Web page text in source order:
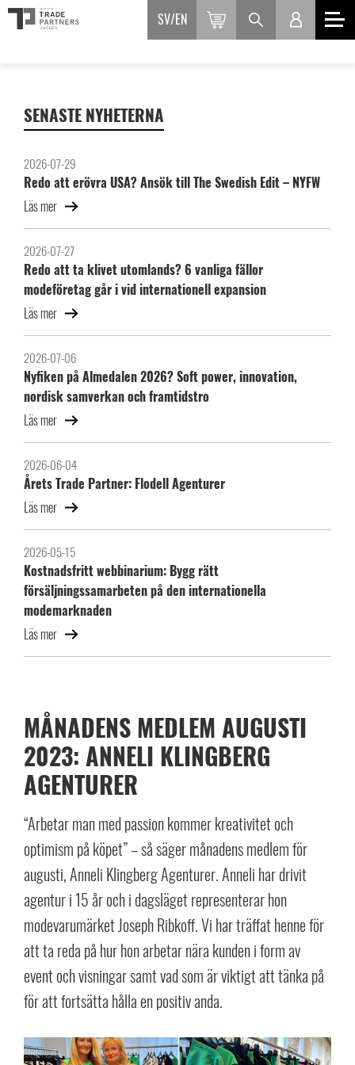
SV EN
SENASTE NYHETERNA
2026-07-29
Redo att erövra USA? Ansök till The Swedish Edit – NYFW
Läs mer
2026-07-27
Redo att ta klivet utomlands? 6 vanliga fällor
modeföretag går i vid internationell expansion
Läs mer
2026-07-06
Nyfiken på Almedalen 2026? Soft power, innovation,
nordisk samverkan och framtidstro
Läs mer
2026-06-04
Årets Trade Partner: Flodell Agenturer
Läs mer
2026-05-15
Kostnadsfritt webbinarium: Bygg rätt
försäljningssamarbeten på den internationella
modemarknaden
Läs mer
MÅNADENS MEDLEM AUGUSTI
2023: ANNELI KLINGBERG
AGENTURER
“Arbetar man med passion kommer kreativitet och
optimism på köpet” – så säger månadens medlem för
augusti, Anneli Klingberg Agenturer. Anneli har drivit
agentur i 15 år och i dagsläget representerar hon
modevarumärket Joseph Ribkoff. Vi har träffat henne för
att ta reda på hur hon arbetar nära kunden i form av
event och visningar samt vad som är viktigt att tänka på
för att fortsätta hålla en positiv anda.